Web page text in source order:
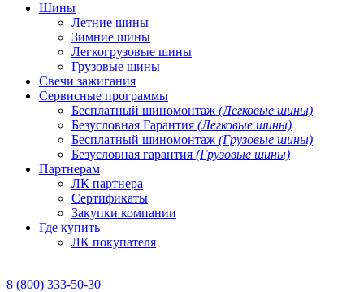
Шины
Летние шины
Зимние шины
Легкогрузовые шины
Грузовые шины
Свечи зажигания
Сервисные программы
Бесплатный шиномонтаж (Легковые шины)
Безусловная Гарантия (Легковые шины)
Бесплатный шиномонтаж (Грузовые шины)
Безусловная гарантия (Грузовые шины)
Партнерам
ЛК партнера
Сертификаты
Закупки компании
Где купить
ЛК покупателя
8 (800) 333-50-30